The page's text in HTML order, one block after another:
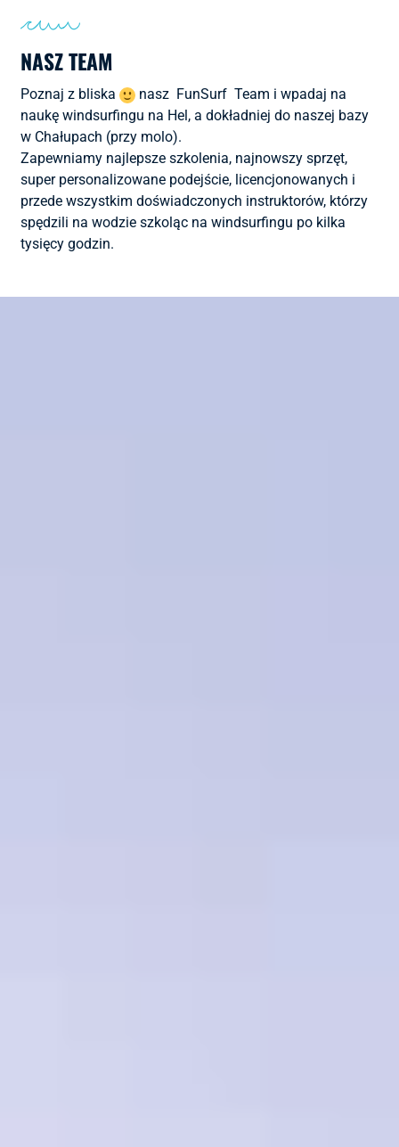
NASZ TEAM
Poznaj z bliska
nasz FunSurf Team i wpadaj na
naukę windsurfingu na Hel, a dokładniej do naszej bazy
w Chałupach (przy molo).
Zapewniamy najlepsze szkolenia, najnowszy sprzęt,
super personalizowane podejście, licencjonowanych i
przede wszystkim doświadczonych instruktorów, którzy
spędzili na wodzie szkoląc na windsurfingu po kilka
tysięcy godzin.